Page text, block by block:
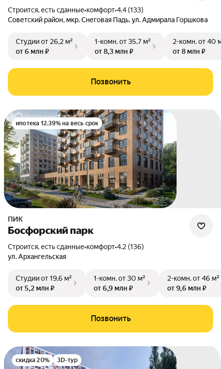
Строится, есть сданные•комфорт•4.4 (133)
Советский район, мкр. Снеговая Падь,ул. Адмирала Горшкова
Студииот 26,2 м²
от 6 млн ₽
1-комн.от 35,7 м²
от 8,3 млн ₽
2-комн.от 40
от 8 млн ₽
Позвонить
ипотека 12.39% на весь срок
ПИК
Босфорский парк
Строится, есть сданные•комфорт•4.2 (136)
ул. Архангельская
Студииот 19,6 м²
от 5,2 млн ₽
1-комн.от 30 м²
от 6,9 млн ₽
2-комн.от 46 м²
от 9,6 млн ₽
Позвонить
скидка 20% 3D-тур